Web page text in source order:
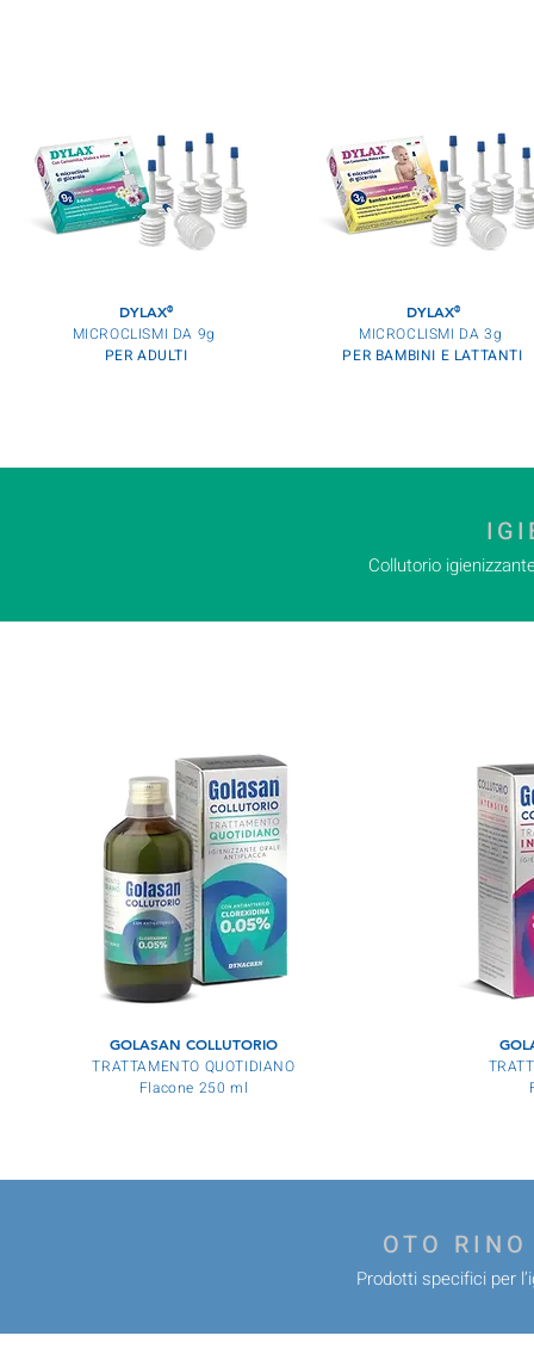
DYLAX®
MICROCLISMI DA 9g
PER ADULTI
DYLAX®
MICROCLISMI DA 3g
PER BAMBINI E LATTANTI
Collutorio
GOLASAN COLLUTORIO
TRATTAMENTO QUOTIDIANO
Flacone 250 ml
OTO
Prodotti specifici per